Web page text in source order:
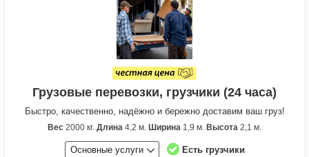
Грузовые перевозки, грузчики (24 часа)
Быстро, качественно, надёжно и бережно доставим ваш груз!
Вес 2000 кг. Длина 4,2 м. Ширина 1,9 м. Высота 2,1 м.
Основные услуги Есть грузчики